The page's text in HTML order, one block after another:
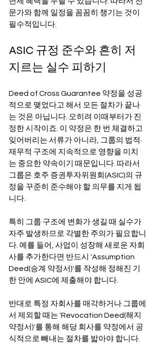
문가와 함께 일정을 꼼꼼히 챙기는 것이
필수적입니다.
ASIC 규정 준수와 흔히 저
지르는 실수 피하기
Deed of Cross Guarantee 약정을 성공
적으로 맺었다고 해서 모든 절차가 끝나
는 것은 아닙니다. 오히려 이때부터가 진
정한 시작이죠. 이 약정은 한 번 체결하고
잊어버리는 서류가 아니라, 그룹의 법적·
재무적 구조에 지속적으로 영향을 미치
는 중요한 약속이기 때문입니다. 따라서
그룹은 호주 증권투자위원회(ASIC)의 규
정을 꾸준히 준수해야 할 의무를 지게 됩
니다.
특히 그룹 구조에 변화가 생길 때 실수가
자주 발생하므로 각별한 주의가 필요합니
다. 예를 들어, 사업이 성장해 새로운 자회
사를 추가한다면 반드시 'Assumption
Deed(승계 약정서)'를 작성해 정해진 기
한 안에 ASIC에 제출해야 합니다.
반대로 특정 자회사를 매각하거나 그룹에
서 제외할 때는 'Revocation Deed(해지
약정서)'를 통해 해당 회사를 약정에서 공
식적으로 빼내는 절차를 밟아야 합니다.